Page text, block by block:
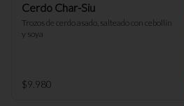
Cerdo Char-Siu
Trozos de cerdo asado, salteado con cebollín
y soya
$9.980